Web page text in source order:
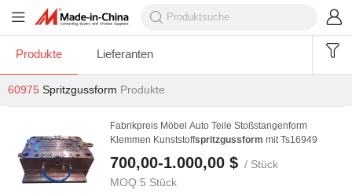
Produkte Lieferanten
60975 Spritzgussform Produkte
Fabrikpreis Möbel Auto Teile Stoßstangenform
Klemmen Kunststoffspritzgussform mit Ts16949
700,00-1.000,00 $ / Stück
MOQ:5 Stück